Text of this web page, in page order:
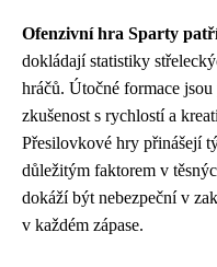
Ofenzivní hra Sparty
dokládají statistiky
hráčů. Útočné formace
zkušenost s rychlostí a
Přesilovkové hry přinášejí
důležitým faktorem v
dokáží být nebezpeční v
v každém zápase.